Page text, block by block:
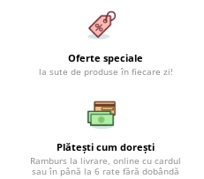
Lenjerii Jacquard
Lenjerii Matase
Lenjerii Creponate
Lenjerii pentru PASTE
Set Lenjerie + Draperii Pat Dublu
Oferte speciale
la sute de produse în fiecare zi!
Plătești cum dorești
Ramburs la livrare, online cu cardul
sau în până la 6 rate fără dobândă